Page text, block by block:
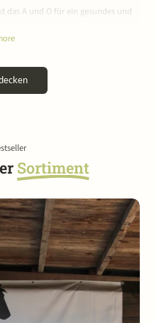
das A und O für ein gesundes und
und eine natürliche
Sortiment